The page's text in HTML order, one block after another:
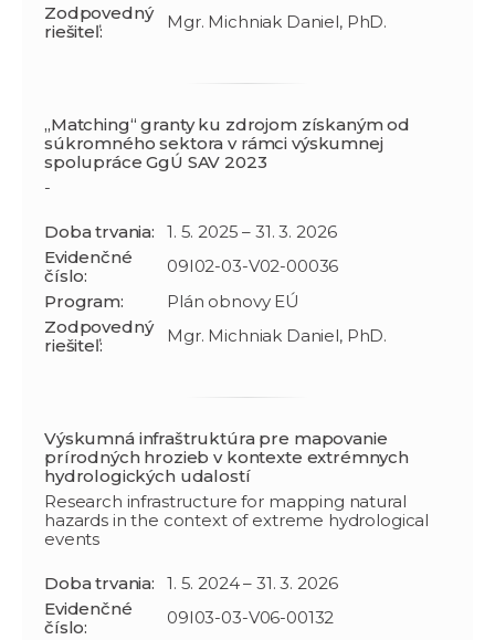
Zodpovedný
riešiteľ:
Mgr. Michniak Daniel, PhD.
„Matching“ granty ku zdrojom získaným od
súkromného sektora v rámci výskumnej
spolupráce GgÚ SAV 2023
-
Doba trvania:
1. 5. 2025 – 31. 3. 2026
Evidenčné
číslo:
09I02-03-V02-00036
Program:
Plán obnovy EÚ
Zodpovedný
riešiteľ:
Mgr. Michniak Daniel, PhD.
Výskumná infraštruktúra pre mapovanie
prírodných hrozieb v kontexte extrémnych
hydrologických udalostí
Research infrastructure for mapping natural
hazards in the context of extreme hydrological
events
Doba trvania:
1. 5. 2024 – 31. 3. 2026
Evidenčné
číslo:
09I03-03-V06-00132